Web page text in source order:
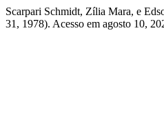
Scarpari Schmidt, Zília Mara, e
31, 1978). Acesso em agosto 10,